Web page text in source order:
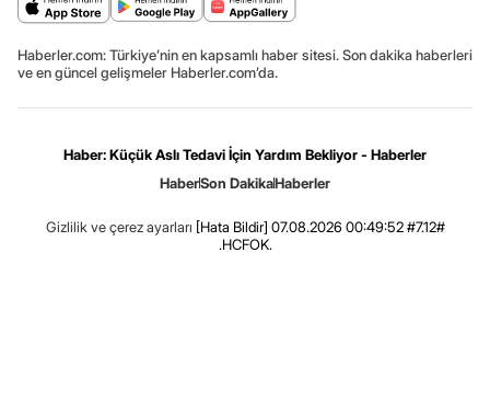
Haberler.com: Türkiye’nin en kapsamlı haber sitesi. Son dakika haberleri
ve en güncel gelişmeler Haberler.com’da.
Haber: Küçük Aslı Tedavi İçin Yardım Bekliyor - Haberler
HaberSon DakikaHaberler
Gizlilik ve çerez ayarları [Hata Bildir] 07.08.2026 00:49:52 #7.12#
.HCFOK.